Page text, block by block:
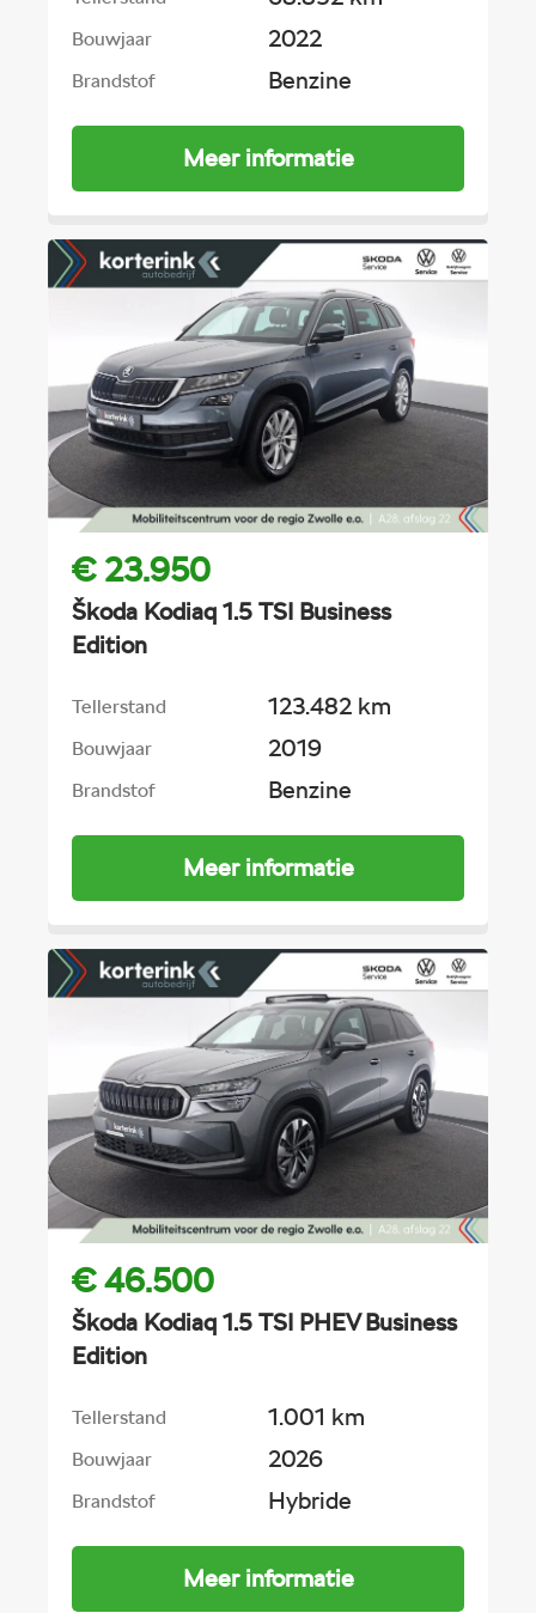
Bouwjaar 2022
Brandstof Benzine
Meer informatie
€ 23.950
Škoda Kodiaq 1.5 TSI Business
Edition
Tellerstand 123.482 km
Bouwjaar 2019
Brandstof Benzine
Meer informatie
€ 46.500
Škoda Kodiaq 1.5 TSI PHEV Business
Edition
Tellerstand 1.001 km
Bouwjaar 2026
Brandstof Hybride
Meer informatie